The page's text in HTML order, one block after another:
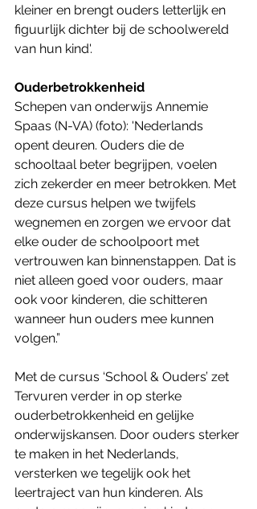
kleiner en brengt ouders letterlijk en
figuurlijk dichter bij de schoolwereld
van hun kind'.
Ouderbetrokkenheid
Schepen van onderwijs Annemie
Spaas (N-VA) (foto): 'Nederlands
opent deuren. Ouders die de
schooltaal beter begrijpen, voelen
zich zekerder en meer betrokken. Met
deze cursus helpen we twijfels
wegnemen en zorgen we ervoor dat
elke ouder de schoolpoort met
vertrouwen kan binnenstappen. Dat is
niet alleen goed voor ouders, maar
ook voor kinderen, die schitteren
wanneer hun ouders mee kunnen
volgen.”
Met de cursus ‘School & Ouders’ zet
Tervuren verder in op sterke
ouderbetrokkenheid en gelijke
onderwijskansen. Door ouders sterker
te maken in het Nederlands,
versterken we tegelijk ook het
leertraject van hun kinderen. Als